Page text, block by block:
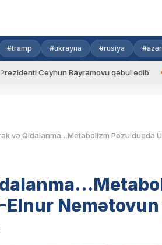
#tramp #ukrayna #rusiya
Bayramovu qəbul edib
Nemətovun